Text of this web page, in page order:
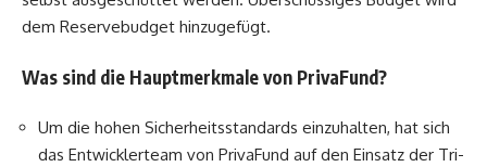
dem Reservebudget hinzugefügt.
Was sind die Hauptmerkmale von PrivaFund?
Um die hohen Sicherheitsstandards einzuhalten, hat sich
das Entwicklerteam von PrivaFund auf den Einsatz der Tri-